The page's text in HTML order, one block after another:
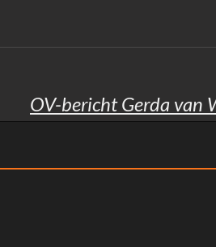
OV-bericht Gerda van